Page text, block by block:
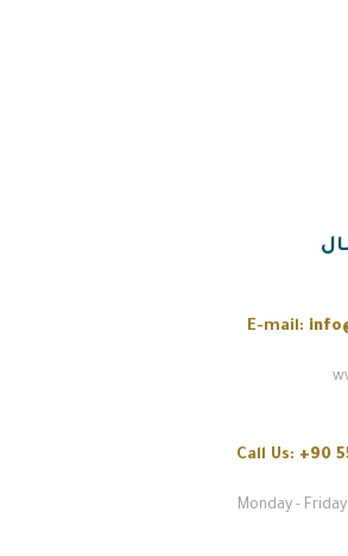
E-mail:
Call Us: +90
Monday -